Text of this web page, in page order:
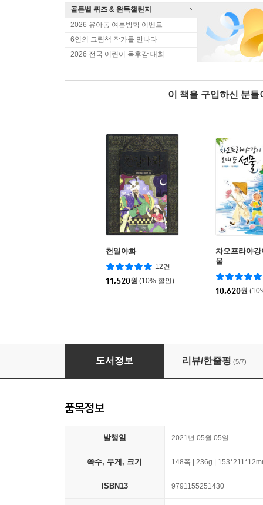
골든벨 퀴즈 & 완독챌린지
2026 유아동 여름방학 이벤트
6인의 그림책 작가를 만나다
2026 전국 어린이 독후감 대회
이 책을 구입하신 분
천일야화
12건
11,520원 (10% 할인)
차오프라야
물
10,620원
오, 나의 달고나
도서정보 리뷰/한줄평 (5/7)
품목정보
발행일 2021년 05월 05일
쪽수, 무게, 크기 148쪽 | 236g |
ISBN13 9791155251430